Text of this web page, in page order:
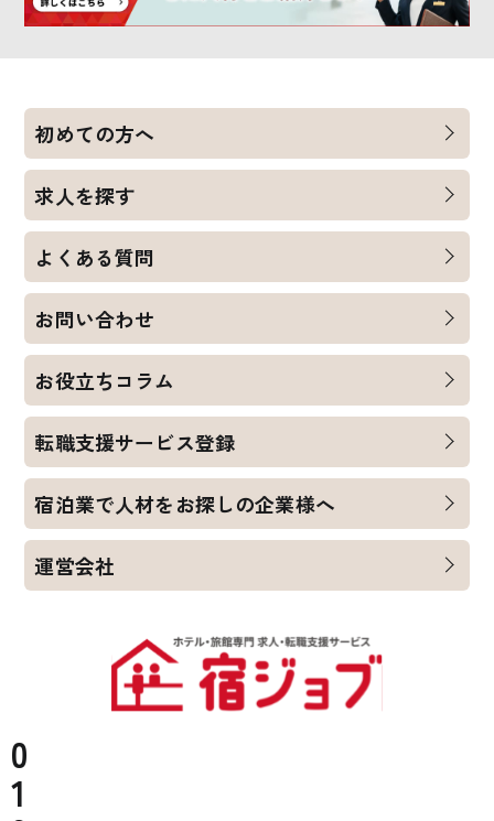
0
1
初めての方へ
求人を探す
よくある質問
お問い合わせ
お役立ちコラム
転職支援サービス登録
宿泊業で人材をお探しの企業様へ
運営会社